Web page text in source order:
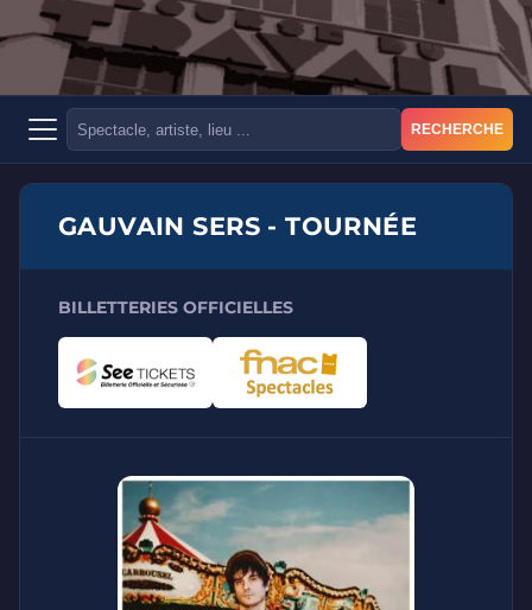
RECHERCHE
GAUVAIN SERS - TOURNÉE
BILLETTERIES OFFICIELLES